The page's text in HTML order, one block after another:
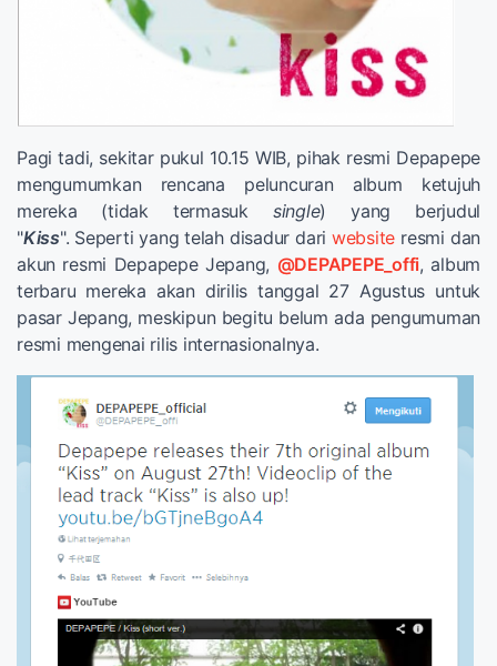
Pagi tadi, sekitar pukul 10.15 WIB, pihak resmi Depapepe
mengumumkan rencana peluncuran album ketujuh
mereka (tidak termasuk single) yang berjudul
"Kiss". Seperti yang telah disadur dari website resmi dan
akun resmi Depapepe Jepang, @DEPAPEPE_offi, album
terbaru mereka akan dirilis tanggal 27 Agustus untuk
pasar Jepang, meskipun begitu belum ada pengumuman
resmi mengenai rilis internasionalnya.